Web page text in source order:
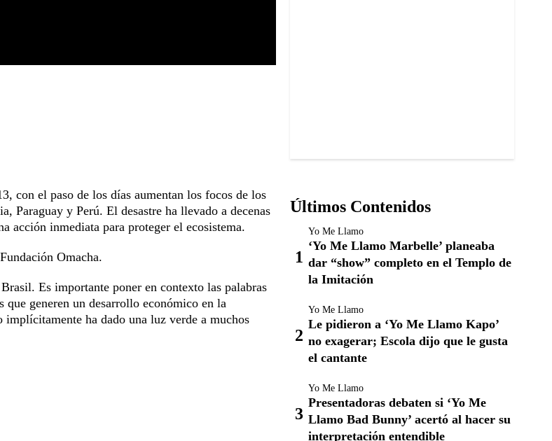
con el paso de los días aumentan los focos de los
Paraguay y Perú. El desastre ha llevado a decenas
acción inmediata para proteger el ecosistema.
Omacha.
Es importante poner en contexto las palabras
que generen un desarrollo económico en la
implícitamente ha dado una luz verde a muchos
Últimos Contenidos
Yo Me Llamo
‘Yo Me Llamo Marbelle’ planeaba
dar “show” completo en el Templo de
la Imitación
Yo Me Llamo
Le pidieron a ‘Yo Me Llamo Kapo’
no exagerar; Escola dijo que le gusta
el cantante
Yo Me Llamo
Presentadoras debaten si ‘Yo Me
Llamo Bad Bunny’ acertó al hacer su
interpretación entendible